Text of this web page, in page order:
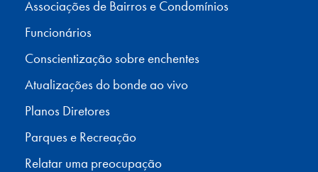
Associações de Bairros e Condomínios
Funcionários
Conscientização sobre enchentes
Atualizações do bonde ao vivo
Planos Diretores
Parques e Recreação
Relatar uma preocupação